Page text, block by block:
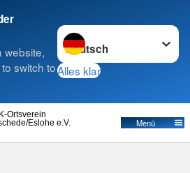
website,
switch to
Sprache wechseln zu
Alles klar
Eslohe e.V.
Ortsverein
Menü